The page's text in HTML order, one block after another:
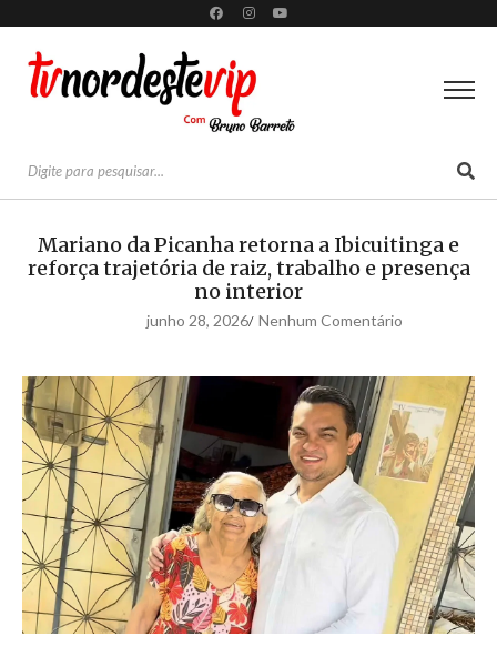
Mariano da Picanha retorna a Ibicuitinga e
reforça trajetória de raiz, trabalho e presença
no interior
junho 28, 2026/ Nenhum Comentário